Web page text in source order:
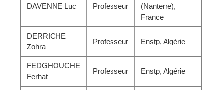
DAVENNE Luc Professeur
(Nanterre),
France
DERRICHE
Zohra
Professeur Enstp, Algérie
FEDGHOUCHE
Ferhat
Professeur Enstp, Algérie